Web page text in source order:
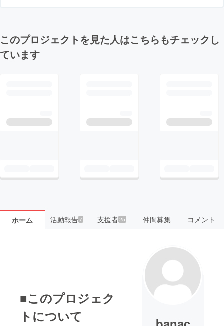
このプロジェクトを見た人はこちらもチェックし
ています
ホーム 活動報告7 支援者25 仲間募集 コメント
■このプロジェク
トについて